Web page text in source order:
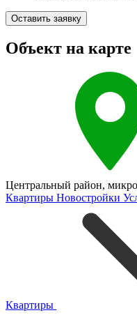
Оставить заявку
Объект на карте
Центральный район,
Квартиры Новостройки
Квартиры